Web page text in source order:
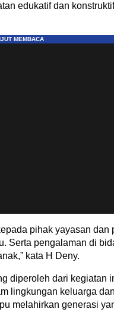
edukatif dan konstruktif
pihak yayasan dan
Serta pengalaman di
kata H Deny.
diperoleh dari kegiatan
lingkungan keluarga dan
melahirkan generasi